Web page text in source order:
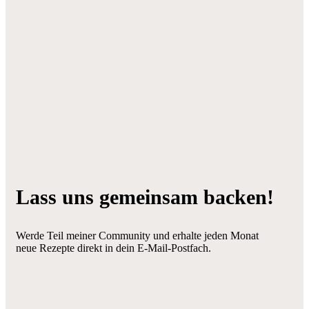
Lass uns gemeinsam backen!
Werde Teil meiner Community und erhalte jeden Monat
neue Rezepte direkt in dein E-Mail-Postfach.